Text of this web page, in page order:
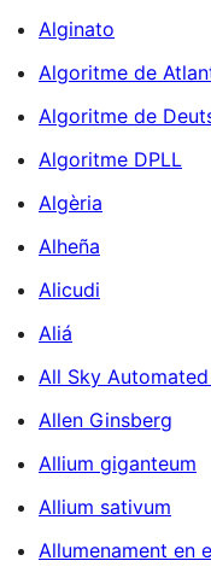
Alginato
Algoritme de
Algoritme de
Algoritme DPLL
Algèria
Alheña
Alicudi
Aliá
All Sky
Allen Ginsberg
Allium giganteum
Allium sativum
Allumenament en